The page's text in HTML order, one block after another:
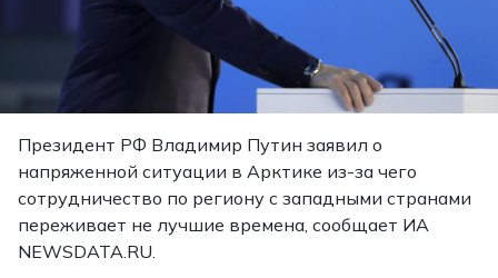
Президент РФ Владимир Путин заявил о
напряженной ситуации в Арктике из-за чего
сотрудничество по региону с западными странами
переживает не лучшие времена, сообщает ИА
NEWSDATA.RU.